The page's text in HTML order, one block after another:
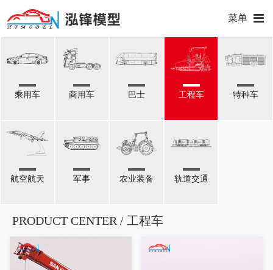
菜单
乘用车 商用车 巴士 工程车 特种车
航空航天 军事 农业装备 轨道交通
PRODUCT CENTER / 工程车